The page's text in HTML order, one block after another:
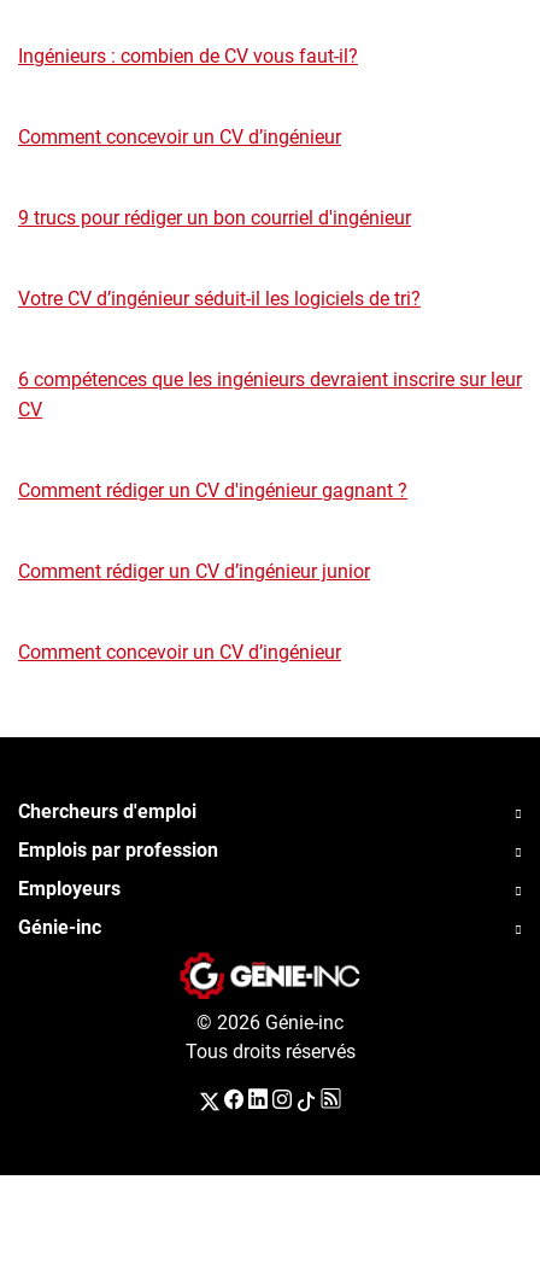
Ingénieurs : combien de CV vous faut-il?
Comment concevoir un CV d’ingénieur
9 trucs pour rédiger un bon courriel d'ingénieur
Votre CV d’ingénieur séduit-il les logiciels de tri?
6 compétences que les ingénieurs devraient inscrire sur leur
CV
Comment rédiger un CV d'ingénieur gagnant ?
Comment rédiger un CV d’ingénieur junior
Comment concevoir un CV d’ingénieur
Chercheurs d'emploi
Emplois par profession
Employeurs
Génie-inc
© 2026 Génie-inc
Tous droits réservés